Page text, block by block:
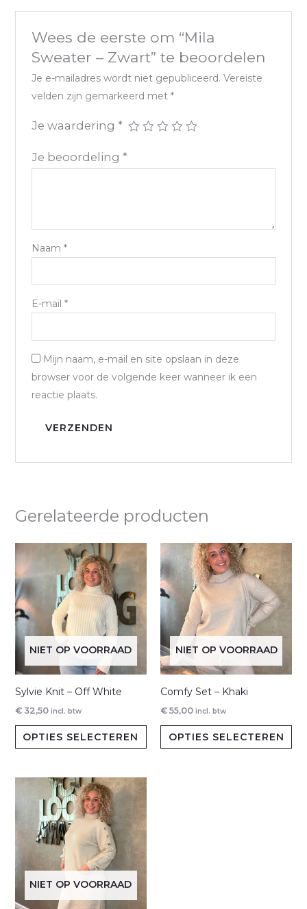
Wees de eerste om “Mila
Sweater – Zwart” te beoordelen
Je e-mailadres wordt niet gepubliceerd. Vereiste
velden zijn gemarkeerd met *
Je waardering *
Je beoordeling *
Naam *
E-mail *
Mijn naam, e-mail en site opslaan in deze
browser voor de volgende keer wanneer ik een
reactie plaats.
Gerelateerde producten
NIET OP VOORRAAD
Sylvie Knit – Off White
€32,50 incl. btw
OPTIES SELECTEREN
Dit
product
meerdere
Deze
kan
NIET OP VOORRAAD
Comfy Set – Khaki
€ 55,00 incl. btw
OPTIES SELECTEREN
Dit
NIET OP VOORRAAD